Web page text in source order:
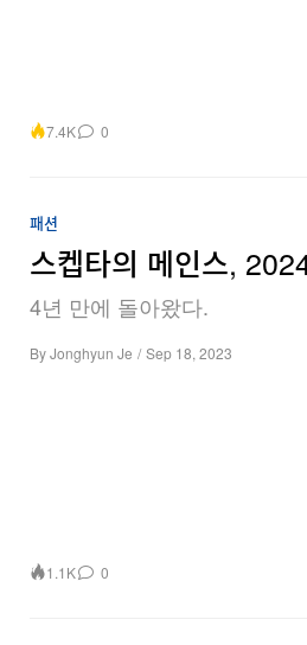
7.4K 0
패션
스켑타의 메인스,
4년 만에 돌아왔다.
ByJonghyun Je / Sep 18, 2023
1.1K 0